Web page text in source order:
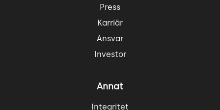
Press
Karriär
Ansvar
Investor
Annat
Integritet